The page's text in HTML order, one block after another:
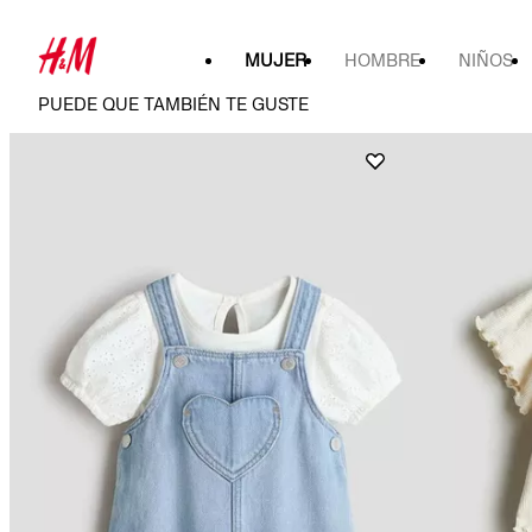
MUJER HOMBRE NIÑOS
PUEDE QUE TAMBIÉN TE GUSTE